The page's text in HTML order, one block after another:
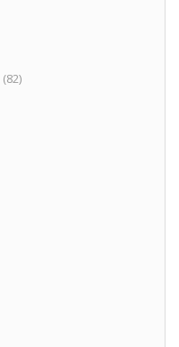
(82)